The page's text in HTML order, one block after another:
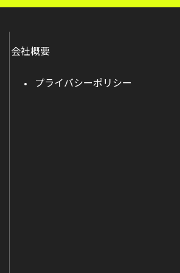
会社概要
プライバシーポリシー